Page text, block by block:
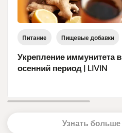
Питание Пищевые добавки
Укрепление иммунитета в
осенний период | LIVIN
Узнать больше